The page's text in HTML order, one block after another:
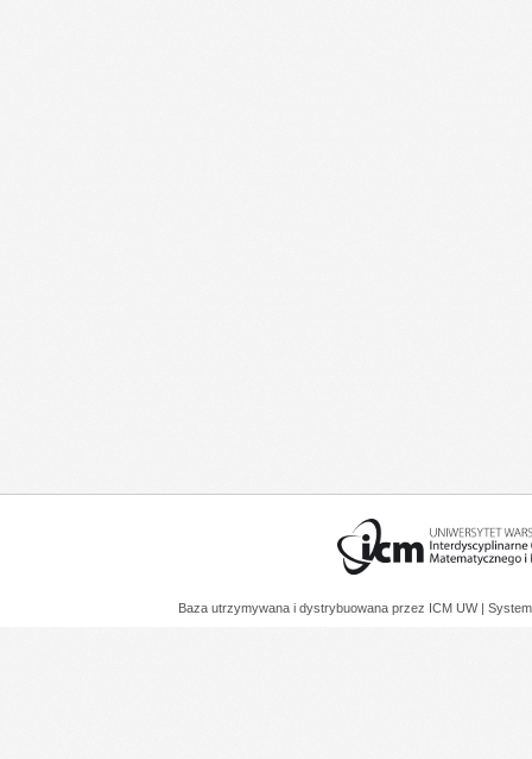
Baza utrzymywana i dystrybuowana przez ICM UW |